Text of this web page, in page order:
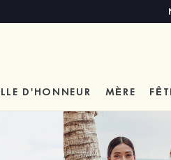
D'HONNEUR MÈRE